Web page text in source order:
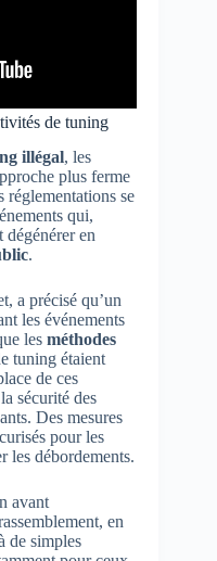
de tuning
illégal, les
plus ferme
réglementations se
qui,
dégénérer en
.
a précisé qu’un
les événements
les méthodes
tuning étaient
de ces
sécurité des
Des mesures
pour les
les débordements.
avant
en
de simples